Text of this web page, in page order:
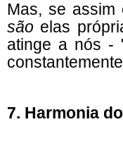
Mas, se
são elas
atinge a nós -
7. Harmonia